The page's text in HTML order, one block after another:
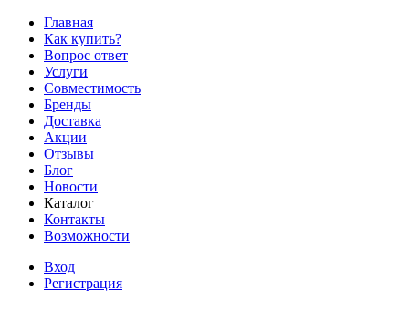
Главная
Как купить?
Вопрос ответ
Услуги
Совместимость
Бренды
Доставка
Акции
Отзывы
Блог
Новости
Каталог
Контакты
Возможности
Вход
Регистрация